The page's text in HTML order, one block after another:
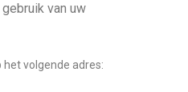
van uw
volgende adres: